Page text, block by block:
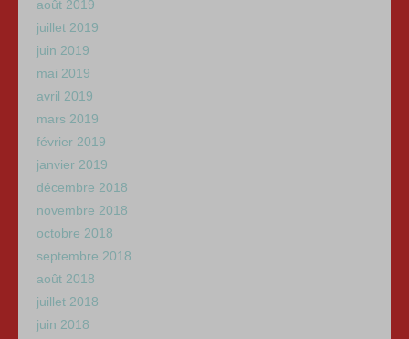
août 2019
juillet 2019
juin 2019
mai 2019
avril 2019
mars 2019
février 2019
janvier 2019
décembre 2018
novembre 2018
octobre 2018
septembre 2018
août 2018
juillet 2018
juin 2018